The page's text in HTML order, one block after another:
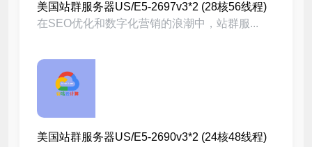
美国站群服务器US/E5-2697v3*2 (28核56线程)
在SEO优化和数字化营销的浪潮中，站群服...
美国站群服务器US/E5-2690v3*2 (24核48线程)